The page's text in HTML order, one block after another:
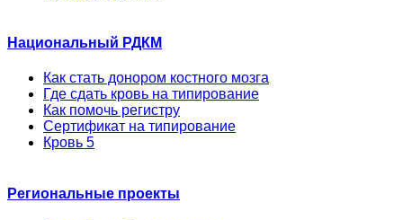
Национальный РДКМ
Как стать донором костного мозга
Где сдать кровь на типирование
Как помочь регистру
Сертификат на типирование
Кровь 5
Региональные проекты